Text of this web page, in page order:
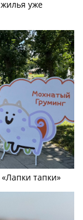
жилья уже
тапки»